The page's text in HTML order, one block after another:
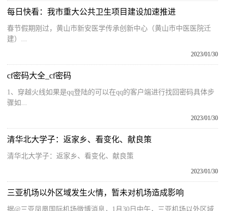
每日快看：我市重大公共卫生项目建设加速推进
春节假期刚过，黄山市新安医学传承创新中心（黄山市中医医院迁
建）...
2023/01/30
cf密码大全_cf密码
1、穿越火线如果是qq登陆的可以在qq的客户端进行找回密码具体步
骤如...
2023/01/30
清华北大学子：返家乡、看变化、献良策
清华北大学子：返家乡、看变化、献良策
2023/01/30
三亚机场以外区域发生火情，暂未对机场造成影响
据@三亚凤凰国际机场微博消息，1月30日中午，三亚机场以外区域